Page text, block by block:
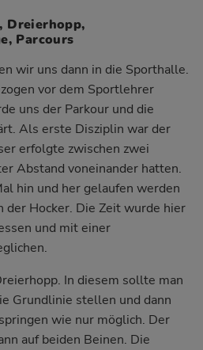
Dreierhopp,
Parcours
wir uns dann in die Sporthalle.
vor dem Sportlehrer
uns der Parkour und die
Als erste Disziplin war der
erfolgte zwischen zwei
Abstand voneinander hatten.
hin und her gelaufen werden
Hocker. Die Zeit wurde hier
und mit einer
In diesem sollte man
Grundlinie stellen und dann
wie nur möglich. Der
auf beiden Beinen. Die